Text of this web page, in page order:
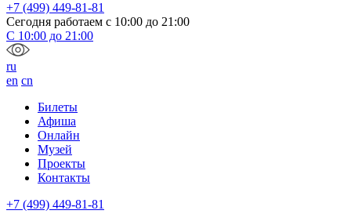
+7 (499) 449-81-81
Сегодня работаем с 10:00 до 21:00
С 10:00 до 21:00
ru
en cn
Билеты
Афиша
Онлайн
Музей
Проекты
Контакты
+7 (499) 449-81-81